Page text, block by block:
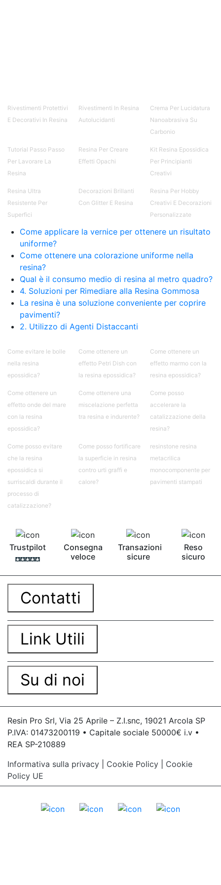
trasparente Pasta bicomponente per metalli
epossidico Colle bicomponenti Epossidica
significato Epossidico significato Polietilene telo
Smalto epossidico Colla epossidica legno Colla
epossidica per plastica Collanti epossidici Colla
bicomponente per plastica Cariche per Epossidici
Cariche Epossidiche Adesivo bicomponente
epossidico Colla bicomponente epossidica
Pavimento epossidico Acquista Glitter Epossidico
Applicazioni di Epossidici Colle epossidiche
Mastice epossidico Adesivo epossidico
bicomponente Malta epossidica Colla
bicomponente Pavimento epossidico pro e
contro Epossidica Colla epossidica plastica See
all articles →
Rivestimenti Protettivi
E Decorativi In Resina
Rivestimenti In Resina
Autolucidanti
Crema Per Lucidatura
Nanoabrasiva Su
Carbonio
Tutorial Passo Passo
Per Lavorare La
Resina
Resina Per Creare
Effetti Opachi
Kit Resina Epossidica
Per Principianti
Creativi
Resina Ultra
Resistente Per
Superfici
Decorazioni Brillanti
Con Glitter E Resina
Resina Per Hobby
Creativi E Decorazioni
Personalizzate
Come applicare la vernice per ottenere un risultato
uniforme?
Come ottenere una colorazione uniforme nella
resina?
Qual è il consumo medio di resina al metro quadro?
4. Soluzioni per Rimediare alla Resina Gommosa
La resina è una soluzione conveniente per coprire
pavimenti?
2. Utilizzo di Agenti Distaccanti
Come evitare le bolle
nella resina
epossidica?
Come ottenere un
effetto Petri Dish con
la resina epossidica?
Come ottenere un
effetto marmo con la
resina epossidica?
Come ottenere un
effetto onde del mare
con la resina
epossidica?
Come ottenere una
miscelazione perfetta
tra resina e indurente?
Come posso
accelerare la
catalizzazione della
resina?
Come posso evitare
che la resina
epossidica si
surriscaldi durante il
processo di
catalizzazione?
Come posso fortificare
la superficie in resina
contro urti graffi e
calore?
resinstone resina
metacrilica
monocomponente per
pavimenti stampati
Trustpilot
Consegna
veloce
Transazioni
sicure
Reso
sicuro
Contatti
Link Utili
Su di noi
Resin Pro Srl, Via 25 Aprile – Z.I.snc, 19021 Arcola SP
P.IVA: 01473200119 • Capitale sociale 50000€ i.v •
REA SP-210889
Informativa sulla privacy
Cookie Policy
Cookie
Policy UE